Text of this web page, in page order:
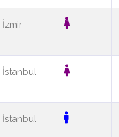
İzmir
İstanbul
İstanbul